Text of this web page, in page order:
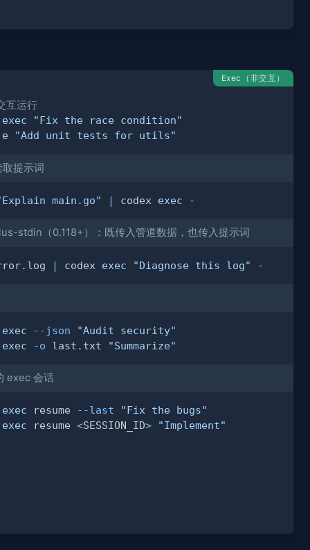
Exec（非交互）
互运行
exec
"Fix the race condition"
"Add unit tests for utils"
提示词
main.go" | codex exec
stdin（0.118+）：既传入管道数据，也传入提示词
| codex exec "Diagnose this log"
exec --json
"Audit security"
exec -o last.txt "Summarize"
exec 会话
exec resume --last
"Fix the bugs"
exec resume <SESSION_ID> "Implement"